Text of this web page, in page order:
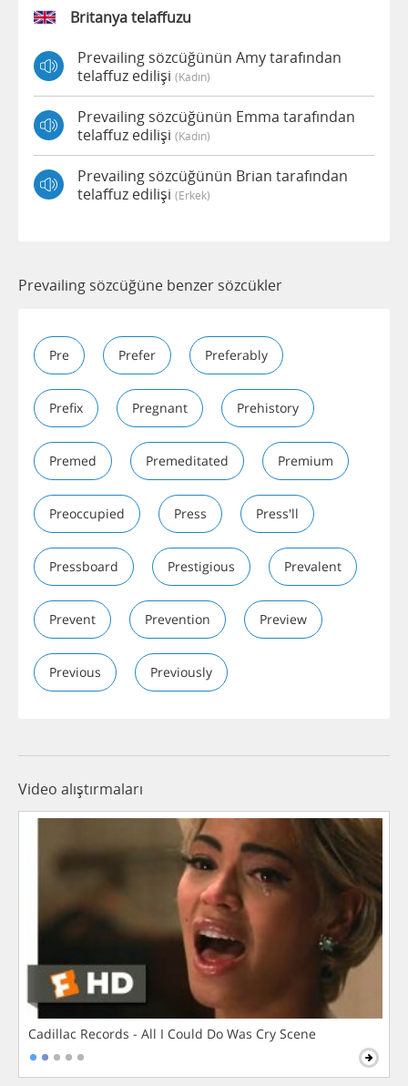
Britanya telaffuzu
Prevailing sözcüğünün Amy tarafından
telaffuz edilişi (kadın)
Prevailing sözcüğünün Emma tarafından
telaffuz edilişi (kadın)
Prevailing sözcüğünün Brian tarafından
telaffuz edilişi (erkek)
Prevailing sözcüğüne benzer sözcükler
Pre Prefer Preferably
Prefix Pregnant Prehistory
Premed Premeditated Premium
Preoccupied Press Press'll
Pressboard Prestigious Prevalent
Prevent Prevention Preview
Previous Previously
Video alıştırmaları
Cadillac Records - All I Could Do Was Cry Scene